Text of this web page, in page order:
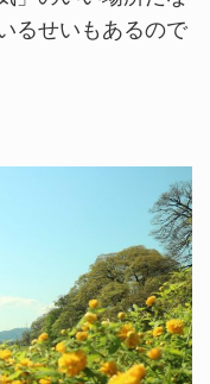
るせいもあるので